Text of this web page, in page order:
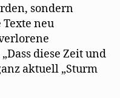
sondern
neu
diese Zeit und
aktuell „Sturm